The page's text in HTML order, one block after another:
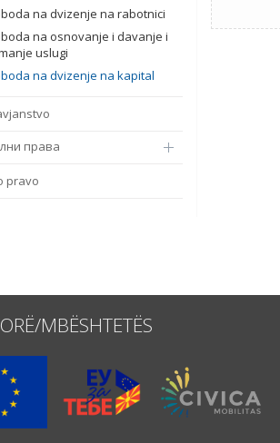
na dvizenje na rabotnici
na osnovanje i davanje i
uslugi
na dvizenje na kapital
права
pravo
MBËSHTETËS